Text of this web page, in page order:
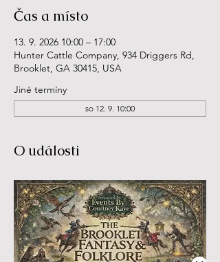
Čas a místo
13. 9. 2026 10:00 – 17:00
Hunter Cattle Company, 934 Driggers Rd,
Brooklet, GA 30415, USA
Jiné termíny
so 12. 9. 10:00
O události